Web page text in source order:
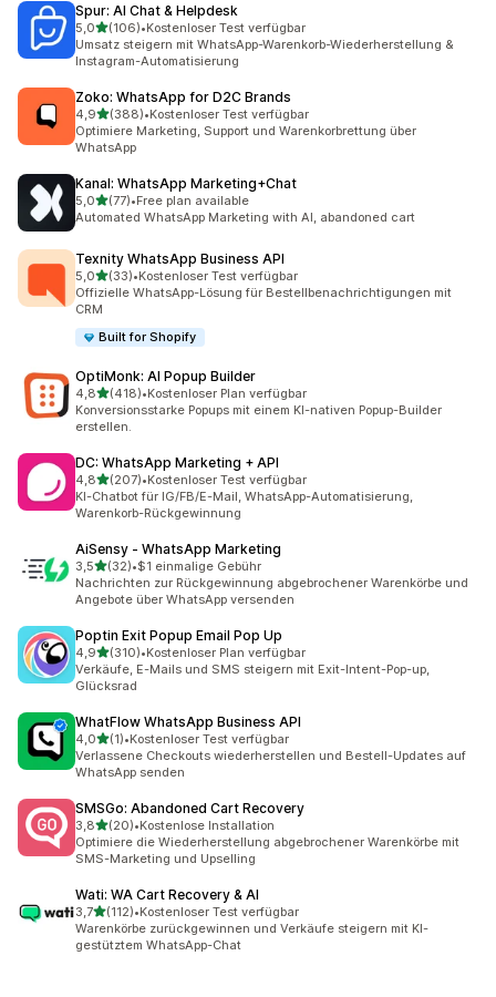
Spur: AI Chat & Helpdesk
5,0von 5 Sternen
(106)
106 Rezensionen insgesamt
•Kostenloser Test verfügbar
Umsatz steigern mit WhatsApp-Warenkorb-Wiederherstellung &
Instagram-Automatisierung
Zoko: WhatsApp for D2C Brands
4,9von 5 Sternen
(388)
388 Rezensionen insgesamt
•Kostenloser Test verfügbar
Optimiere Marketing, Support und Warenkorbrettung über
WhatsApp
Kanal: WhatsApp Marketing+Chat
5,0von 5 Sternen
(77)
77 Rezensionen insgesamt
•Free plan available
Automated WhatsApp Marketing with AI, abandoned cart
Texnity WhatsApp Business API
5,0von 5 Sternen
(33)
33 Rezensionen insgesamt
•Kostenloser Test verfügbar
Offizielle WhatsApp-Lösung für Bestellbenachrichtigungen mit
CRM
Built for Shopify
OptiMonk: AI Popup Builder
4,8von 5 Sternen
(418)
418 Rezensionen insgesamt
•Kostenloser Plan verfügbar
Konversionsstarke Popups mit einem KI-nativen Popup-Builder
erstellen.
DC: WhatsApp Marketing + API
4,8von 5 Sternen
(207)
207 Rezensionen insgesamt
•Kostenloser Test verfügbar
KI-Chatbot für IG/FB/E-Mail, WhatsApp-Automatisierung,
Warenkorb-Rückgewinnung
AiSensy ‑ WhatsApp Marketing
3,5von 5 Sternen
(32)
32 Rezensionen insgesamt
•$1 einmalige Gebühr
Nachrichten zur Rückgewinnung abgebrochener Warenkörbe und
Angebote über WhatsApp versenden
Poptin Exit Popup Email Pop Up
4,9von 5 Sternen
(310)
310 Rezensionen insgesamt
•Kostenloser Plan verfügbar
Verkäufe, E-Mails und SMS steigern mit Exit-Intent-Pop-up,
Glücksrad
WhatFlow WhatsApp Business API
4,0von 5 Sternen
(1)
1 Rezensionen insgesamt
•Kostenloser Test verfügbar
Verlassene Checkouts wiederherstellen und Bestell-Updates auf
WhatsApp senden
SMSGo: Abandoned Cart Recovery
3,8von 5 Sternen
(20)
20 Rezensionen insgesamt
•Kostenlose Installation
Optimiere die Wiederherstellung abgebrochener Warenkörbe mit
SMS-Marketing und Upselling
Wati: WA Cart Recovery & AI
3,7von 5 Sternen
(112)
112 Rezensionen insgesamt
•Kostenloser Test verfügbar
Warenkörbe zurückgewinnen und Verkäufe steigern mit KI-
gestütztem WhatsApp-Chat